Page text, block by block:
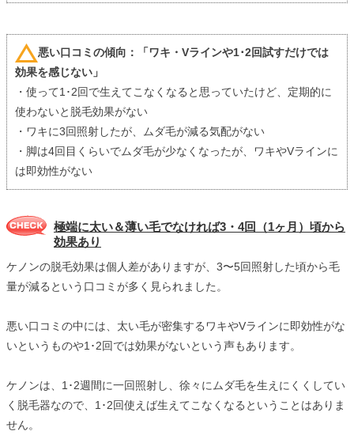
悪い口コミの傾向：「ワキ・Vラインや1･2回試すだけでは
効果を感じない」
・使って1･2回で生えてこなくなると思っていたけど、定期的に
使わないと脱毛効果がない
・ワキに3回照射したが、ムダ毛が減る気配がない
・脚は4回目くらいでムダ毛が少なくなったが、ワキやVラインに
は即効性がない
極端に太い＆薄い毛でなければ3・4回（1ヶ月）頃から
効果あり
ケノンの脱毛効果は個人差がありますが、3〜5回照射した頃から毛
量が減るという口コミが多く見られました。
悪い口コミの中には、太い毛が密集するワキやVラインに即効性がな
いというものや1･2回では効果がないという声もあります。
ケノンは、1･2週間に一回照射し、徐々にムダ毛を生えにくくしてい
く脱毛器なので、1･2回使えば生えてこなくなるということはありま
せん。